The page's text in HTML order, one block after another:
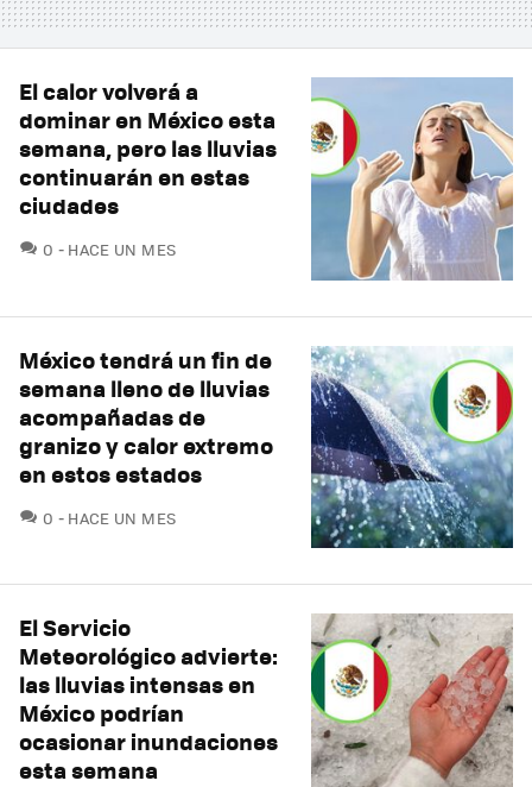
El calor volverá a
dominar en México esta
semana, pero las lluvias
continuarán en estas
ciudades
0 COMENTARIOS
HACE UN MES
México tendrá un fin de
semana lleno de lluvias
acompañadas de
granizo y calor extremo
en estos estados
0 COMENTARIOS
HACE UN MES
El Servicio
Meteorológico advierte:
las lluvias intensas en
México podrían
ocasionar inundaciones
esta semana